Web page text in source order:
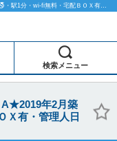
セイワマンスリー丸の内駅前プレミア A★2019年2月築★【禁煙🚭・駅1分・wi-fi無料・宅配ＢＯＸ有・管理人日勤常駐】 のマンスリーマンション物件詳細「グッドマンスリー」
検索メニュー
年2月築
Ｘ有・管理人日